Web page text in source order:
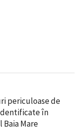
periculoase de
în
Baia Mare